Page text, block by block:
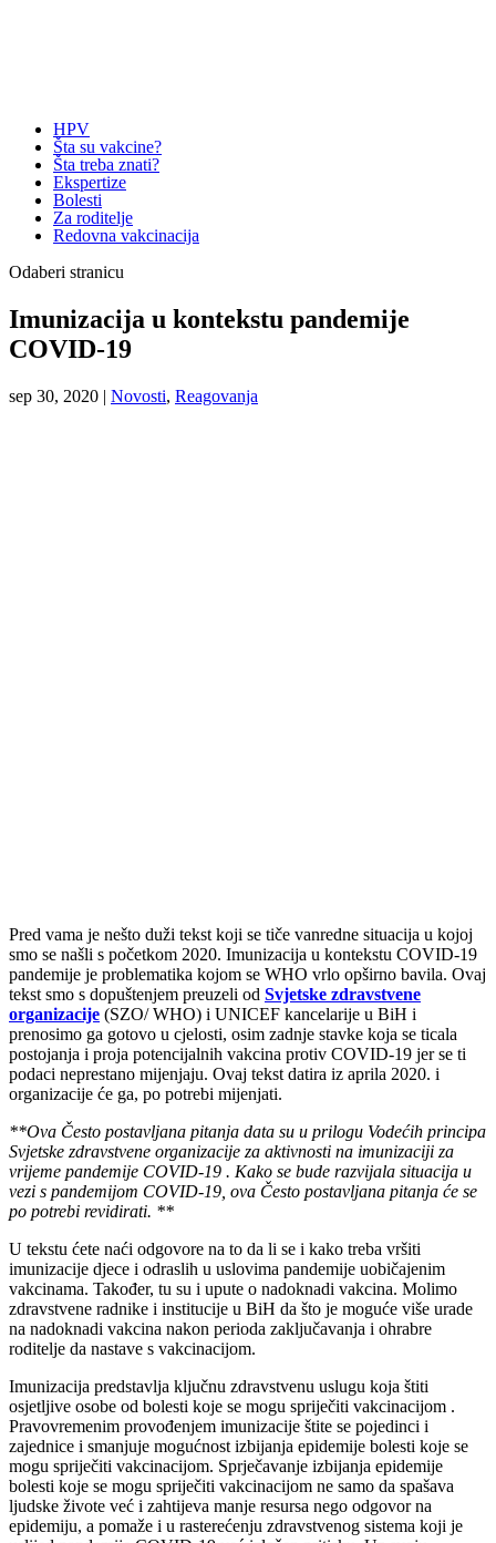
HPV
Šta su vakcine?
Šta treba znati?
Ekspertize
Bolesti
Za roditelje
Redovna vakcinacija
Odaberi stranicu
Imunizacija u kontekstu pandemije
COVID-19
sep 30, 2020 | Novosti, Reagovanja
Pred vama je nešto duži tekst koji se tiče vanredne situacija u kojoj
smo se našli s početkom 2020. Imunizacija u kontekstu COVID-19
pandemije je problematika kojom se WHO vrlo opširno bavila. Ovaj
tekst smo s dopuštenjem preuzeli od Svjetske zdravstvene
organizacije (SZO/ WHO) i UNICEF kancelarije u BiH i
prenosimo ga gotovo u cjelosti, osim zadnje stavke koja se ticala
postojanja i proja potencijalnih vakcina protiv COVID-19 jer se ti
podaci neprestano mijenjaju. Ovaj tekst datira iz aprila 2020. i
organizacije će ga, po potrebi mijenjati.
**Ova Često postavljana pitanja data su u prilogu Vodećih principa
Svjetske zdravstvene organizacije za aktivnosti na imunizaciji za
vrijeme pandemije COVID-19 . Kako se bude razvijala situacija u
vezi s pandemijom COVID-19, ova Često postavljana pitanja će se
po potrebi revidirati. **
U tekstu ćete naći odgovore na to da li se i kako treba vršiti
imunizacije djece i odraslih u uslovima pandemije uobičajenim
vakcinama. Također, tu su i upute o nadoknadi vakcina. Molimo
zdravstvene radnike i institucije u BiH da što je moguće više urade
na nadoknadi vakcina nakon perioda zaključavanja i ohrabre
roditelje da nastave s vakcinacijom.
Imunizacija predstavlja ključnu zdravstvenu uslugu koja štiti
osjetljive osobe od bolesti koje se mogu spriječiti vakcinacijom .
Pravovremenim provođenjem imunizacije štite se pojedinci i
zajednice i smanjuje mogućnost izbijanja epidemije bolesti koje se
mogu spriječiti vakcinacijom. Sprječavanje izbijanja epidemije
bolesti koje se mogu spriječiti vakcinacijom ne samo da spašava
ljudske živote već i zahtijeva manje resursa nego odgovor na
epidemiju, a pomaže i u rasterećenju zdravstvenog sistema koji je